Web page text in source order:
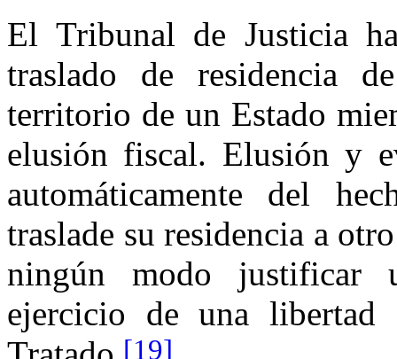
El Tribunal de Justicia
traslado de residencia
territorio de un Estado
elusión fiscal. Elusión y
automáticamente del
traslade su residencia a
ningún modo justificar
ejercicio de una libertad
[19]